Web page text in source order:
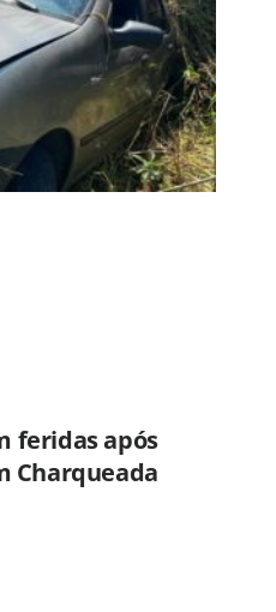
feridas após
Charqueada